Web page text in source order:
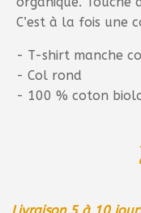
C’est à la fois une
- T-shirt manche
- Col rond
- 100 % coton